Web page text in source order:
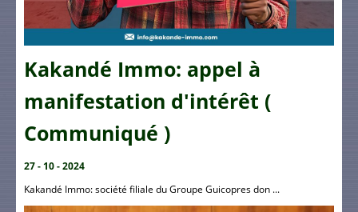
Kakandé Immo: appel à
manifestation d'intérêt (
Communiqué )
27 - 10 - 2024
Kakandé Immo: société filiale du Groupe Guicopres don ...